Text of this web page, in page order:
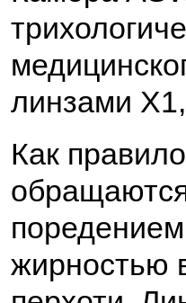
линзами
Как
жирностью